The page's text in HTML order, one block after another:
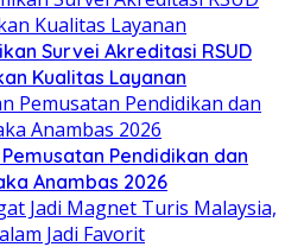
Survei Akreditasi RSUD
Kualitas Layanan
Pendidikan dan
Anambas 2026